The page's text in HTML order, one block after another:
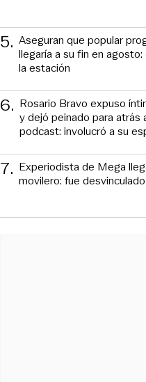
5. Aseguran que popular
llegaría a su fin en
la estación
6. Rosario Bravo expuso
y dejó peinado para atrás
podcast: involucró a su
7. Experiodista de Mega
movilero: fue